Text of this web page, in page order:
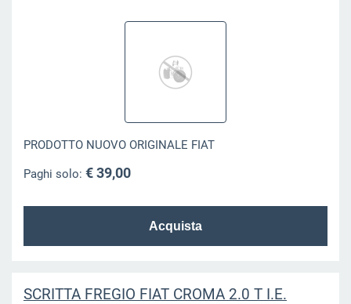
PRODOTTO NUOVO ORIGINALE FIAT
Paghi solo: € 39,00
SCRITTA FREGIO FIAT CROMA 2.0 T I.E.